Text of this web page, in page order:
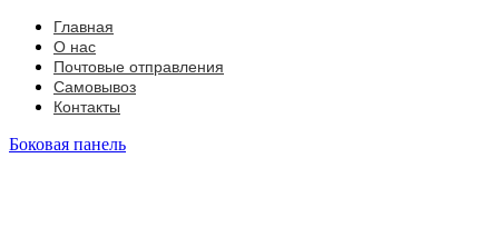
Главная
О нас
Почтовые отправления
Самовывоз
Контакты
Боковая панель